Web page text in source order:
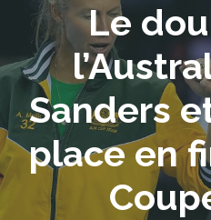
Le
Sanders
place en